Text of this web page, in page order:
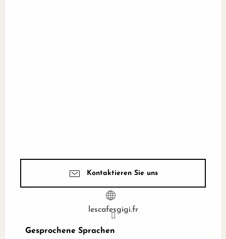
Kontaktieren Sie uns
lescafesgigi.fr
Gesprochene Sprachen
Gesprochene Sprachen